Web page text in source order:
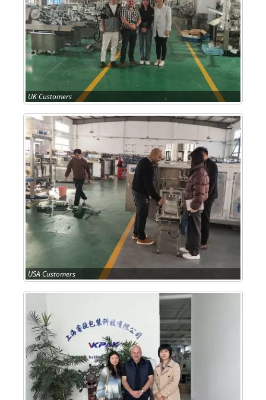
UK Customers
USA Customers